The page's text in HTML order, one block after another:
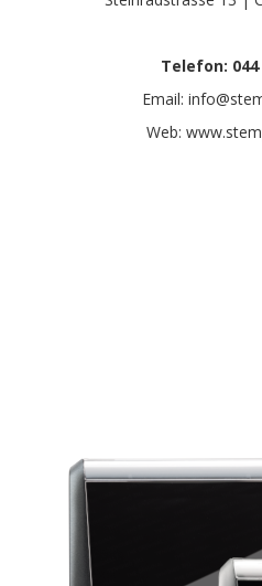
Telefon: 044
Email:
Web: